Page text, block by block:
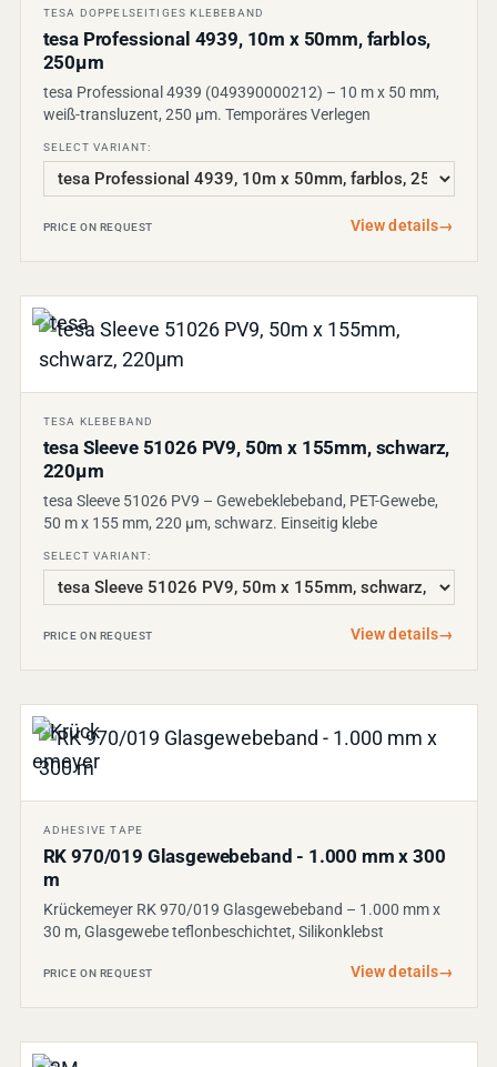
TESA DOPPELSEITIGES KLEBEBAND
tesa Professional 4939, 10m x 50mm, farblos,
250µm
tesa Professional 4939 (049390000212) – 10 m x 50 mm,
weiß-transluzent, 250 µm. Temporäres Verlegen
SELECT VARIANT:
PRICE ON REQUEST View details→
TESA KLEBEBAND
tesa Sleeve 51026 PV9, 50m x 155mm, schwarz,
220µm
tesa Sleeve 51026 PV9 – Gewebeklebeband, PET-Gewebe,
50 m x 155 mm, 220 µm, schwarz. Einseitig klebe
SELECT VARIANT:
PRICE ON REQUEST View details→
ADHESIVE TAPE
RK 970/019 Glasgewebeband - 1.000 mm x 300
m
Krückemeyer RK 970/019 Glasgewebeband – 1.000 mm x
30 m, Glasgewebe teflonbeschichtet, Silikonklebst
PRICE ON REQUEST View details→